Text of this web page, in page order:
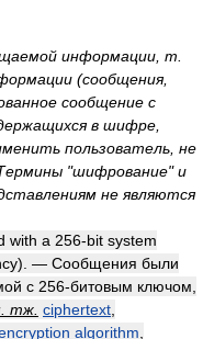
информации, т.
(сообщения,
сообщение с
в шифре,
пользователь, не
"шифрование" и
не являются
with a 256-bit system
— Сообщения были
с 256-битовым ключом,
тж. ciphertext
algorithm